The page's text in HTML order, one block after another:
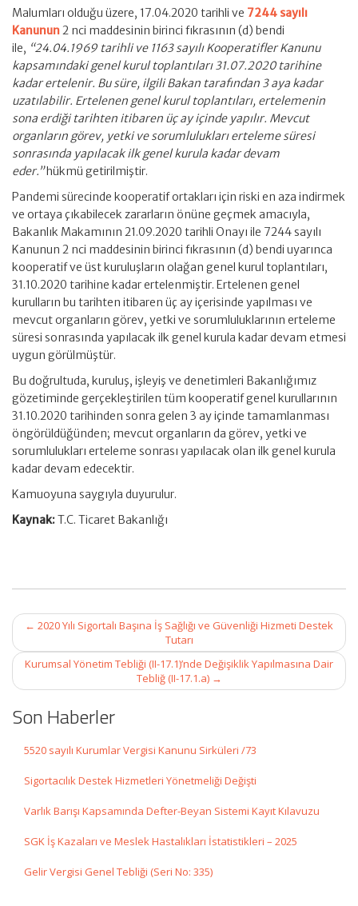
Malumları olduğu üzere, 17.04.2020 tarihli ve 7244 sayılı
Kanunun2 nci maddesinin birinci fıkrasının (d) bendi
ile, “24.04.1969 tarihli ve 1163 sayılı Kooperatifler Kanunu
kapsamındaki genel kurul toplantıları 31.07.2020 tarihine
kadar ertelenir. Bu süre, ilgili Bakan tarafından 3 aya kadar
uzatılabilir. Ertelenen genel kurul toplantıları, ertelemenin
sona erdiği tarihten itibaren üç ay içinde yapılır. Mevcut
organların görev, yetki ve sorumlulukları erteleme süresi
sonrasında yapılacak ilk genel kurula kadar devam
eder.”hükmü getirilmiştir.
Pandemi sürecinde kooperatif ortakları için riski en aza indirmek
ve ortaya çıkabilecek zararların önüne geçmek amacıyla,
Bakanlık Makamının 21.09.2020 tarihli Onayı ile 7244 sayılı
Kanunun 2 nci maddesinin birinci fıkrasının (d) bendi uyarınca
kooperatif ve üst kuruluşların olağan genel kurul toplantıları,
31.10.2020 tarihine kadar ertelenmiştir. Ertelenen genel
kurulların bu tarihten itibaren üç ay içerisinde yapılması ve
mevcut organların görev, yetki ve sorumluluklarının erteleme
süresi sonrasında yapılacak ilk genel kurula kadar devam etmesi
uygun görülmüştür.
Bu doğrultuda, kuruluş, işleyiş ve denetimleri Bakanlığımız
gözetiminde gerçekleştirilen tüm kooperatif genel kurullarının
31.10.2020 tarihinden sonra gelen 3 ay içinde tamamlanması
öngörüldüğünden; mevcut organların da görev, yetki ve
sorumlulukları erteleme sonrası yapılacak olan ilk genel kurula
kadar devam edecektir.
Kamuoyuna saygıyla duyurulur.
Kaynak:T.C. Ticaret Bakanlığı
Post
navigation
← 2020 Yılı Sigortalı Başına İş Sağlığı ve Güvenliği Hizmeti Destek
Tutarı
Kurumsal Yönetim Tebliği (II-17.1)’nde Değişiklik Yapılmasına Dair
Tebliğ (II-17.1.a) →
Son Haberler
5520 sayılı Kurumlar Vergisi Kanunu Sirküleri /73
Sigortacılık Destek Hizmetleri Yönetmeliği Değişti
Varlık Barışı Kapsamında Defter-Beyan Sistemi Kayıt Kılavuzu
SGK İş Kazaları ve Meslek Hastalıkları İstatistikleri – 2025
Gelir Vergisi Genel Tebliği (Seri No: 335)